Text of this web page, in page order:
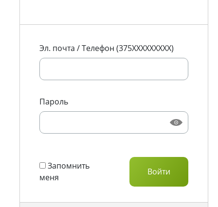
Эл. почта / Телефон (375XXXXXXXXX)
Пароль
Запомнить
меня